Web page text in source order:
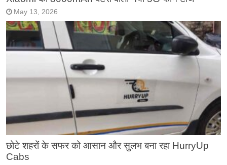
May 13, 2026
छोटे शहरों के सफर को आसान और सुलभ बना रहा HurryUp
Cabs